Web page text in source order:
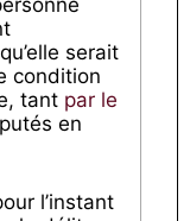
serait
condition
tant par le
en
l’instant